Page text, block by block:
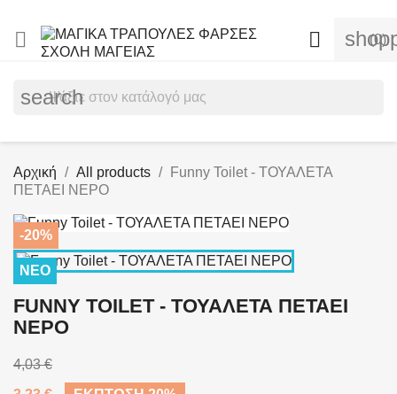
 (0)

search
Αρχική All products
Funny Toilet - ΤΟΥΑΛΕΤΑ
ΠΕΤΑΕΙ ΝΕΡΟ
-20%
ΝΈΟ
FUNNY TOILET - ΤΟΥΑΛΕΤΑ ΠΕΤΑΕΙ
ΝΕΡΟ
4,03 €